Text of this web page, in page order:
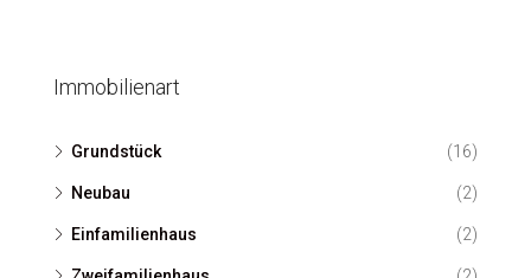
Immobilienart
Grundstück (16)
Neubau (2)
Einfamilienhaus (2)